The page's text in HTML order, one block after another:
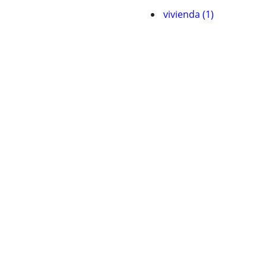
vivienda (1)